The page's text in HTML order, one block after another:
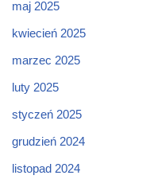
maj 2025
kwiecień 2025
marzec 2025
luty 2025
styczeń 2025
grudzień 2024
listopad 2024